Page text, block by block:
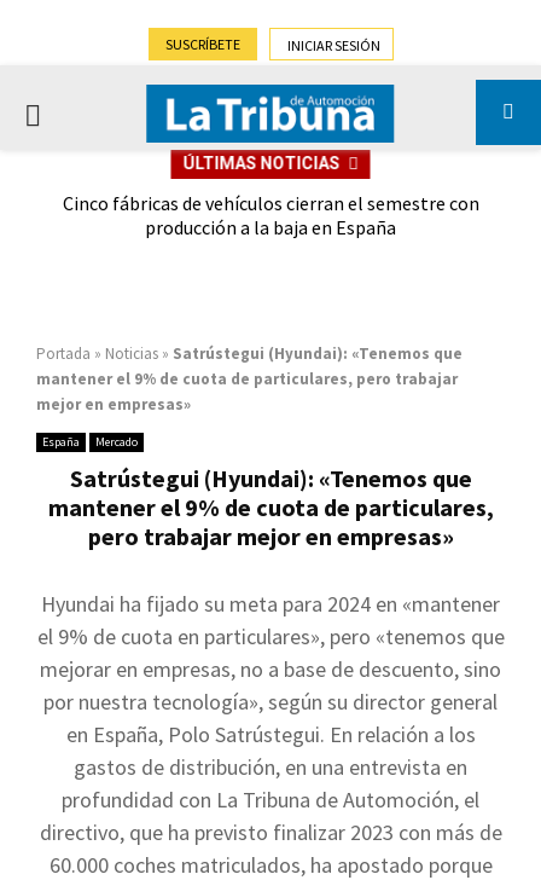
SUSCRÍBETE INICIAR SESIÓN
PRIMARY
ÚLTIMAS NOTICIAS
Cinco fábricas de vehículos cierran el semestre con
producción a la baja en España
Portada » Noticias » Satrústegui (Hyundai): «Tenemos que
mantener el 9% de cuota de particulares, pero trabajar
mejor en empresas»
España Mercado
Satrústegui (Hyundai): «Tenemos que
mantener el 9% de cuota de particulares,
pero trabajar mejor en empresas»
Hyundai ha fijado su meta para 2024 en «mantener
el 9% de cuota en particulares», pero «tenemos que
mejorar en empresas, no a base de descuento, sino
por nuestra tecnología», según su director general
en España, Polo Satrústegui. En relación a los
gastos de distribución, en una entrevista en
profundidad con La Tribuna de Automoción, el
directivo, que ha previsto finalizar 2023 con más de
60.000 coches matriculados, ha apostado porque